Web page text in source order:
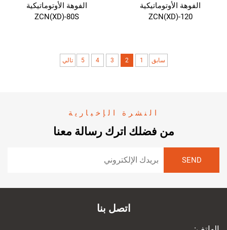
الفوهة الأوتوماتيكية
ZCN(XD)-120
الفوهة الأوتوماتيكية
ZCN(XD)-80S
سابق 1
2
3
4
5 تالي
النشرة الإخبارية
من فضلك اترك رسالة معنا
اتصل بنا